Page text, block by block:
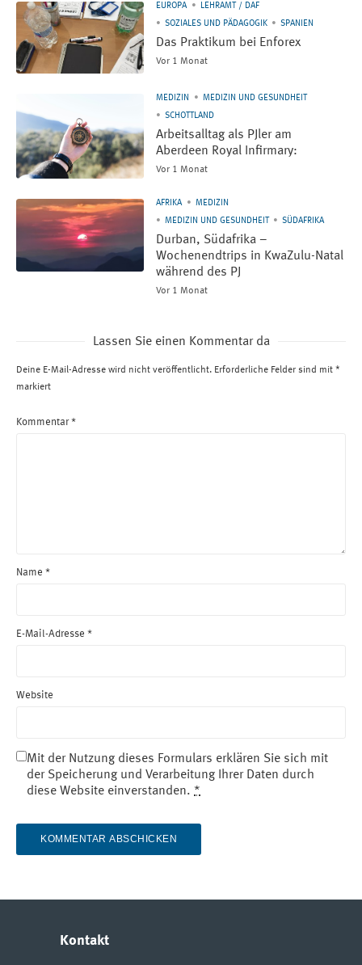
EUROPA
LEHRAMT / DAF
SOZIALES UND PÄDAGOGIK
SPANIEN
Das Praktikum bei Enforex
Vor 1 Monat
MEDIZIN
MEDIZIN UND GESUNDHEIT
SCHOTTLAND
Arbeitsalltag als PJler am
Aberdeen Royal Infirmary:
Vor 1 Monat
AFRIKA
MEDIZIN
MEDIZIN UND GESUNDHEIT
SÜDAFRIKA
Durban, Südafrika –
Wochenendtrips in KwaZulu-Natal
während des PJ
Vor 1 Monat
Lassen Sie einen Kommentar da
Deine E-Mail-Adresse wird nicht veröffentlicht. Erforderliche Felder sind mit *
markiert
Kommentar*
Name *
E-Mail-Adresse *
Website
Mit der Nutzung dieses Formulars erklären Sie sich mit
der Speicherung und Verarbeitung Ihrer Daten durch
diese Website einverstanden. *
Kontakt